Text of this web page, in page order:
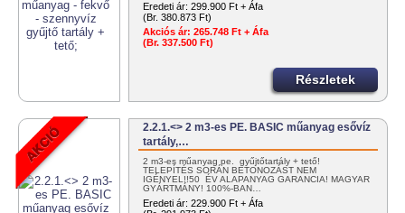
Eredeti ár: 299.900 Ft + Áfa
(Br. 380.873 Ft)
Akciós ár: 265.748 Ft + Áfa
(Br. 337.500 Ft)
Részletek
2.2.1.<> 2 m3-es PE. BASIC műanyag esővíz
tartály,…
2 m3-es műanyag pe. gyűjtőtartály + tető!
TELEPÍTÉS SORÁN BETONOZÁST NEM
IGÉNYEL!!50 ÉV ALAPANYAG GARANCIA! MAGYAR
GYÁRTMÁNY! 100%-BAN…
Eredeti ár: 229.900 Ft + Áfa